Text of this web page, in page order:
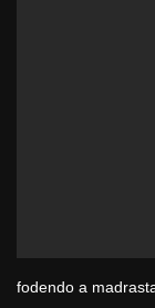
fodendo a